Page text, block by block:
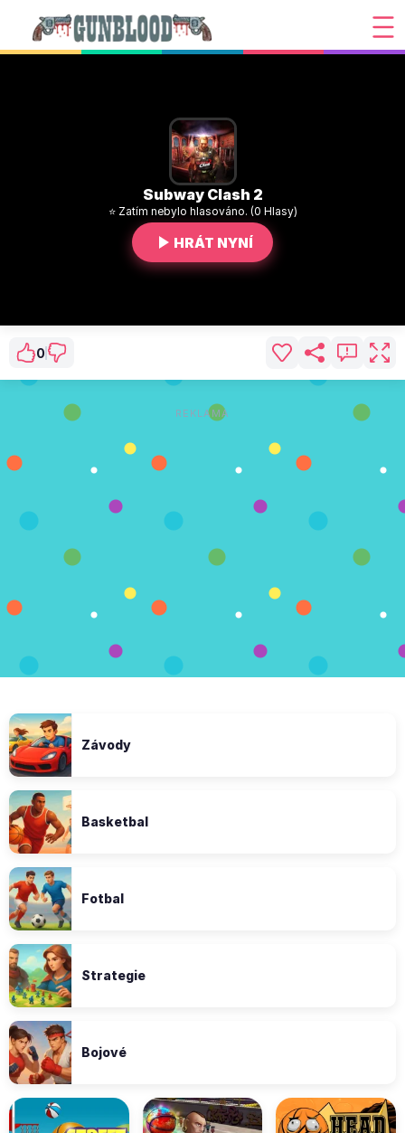
Subway Clash 2
⭐ Zatím nebylo hlasováno. (0 Hlasy)
HRÁT NYNÍ
0
REKLAMA
Závody
Basketbal
Fotbal
Strategie
Bojové